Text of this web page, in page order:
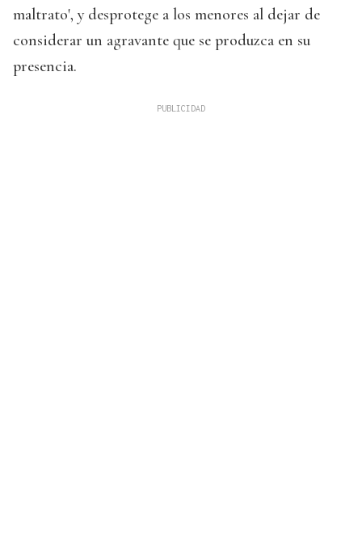
maltrato', y desprotege a los menores al dejar de
considerar un agravante que se produzca en su
presencia.